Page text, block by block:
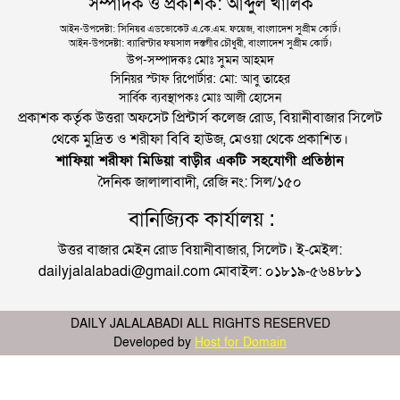
আইন-উপদেষ্টা: সিনিয়র এডভোকেট এ.কে.এম. ফয়েজ, বাংলাদেশ সুপ্রীম কোর্ট।
আইন-উপদেষ্টা: ব্যারিস্টার ফয়সাল দস্তগীর চৌধুরী, বাংলাদেশ সুপ্রীম কোর্ট।
উপ-সম্পাদকঃ মোঃ সুমন আহমদ
সিনিয়র স্টাফ রিপোর্টার: মো: আবু তাহের
সার্বিক ব্যবস্থাপকঃ মোঃ আলী হোসেন
প্রকাশক কর্তৃক উত্তরা অফসেট প্রিন্টার্স কলেজ রোড, বিয়ানীবাজার সিলেট
থেকে মুদ্রিত ও শরীফা বিবি হাউজ, মেওয়া থেকে প্রকাশিত।
শাফিয়া শরীফা মিডিয়া বাড়ীর একটি সহযোগী প্রতিষ্ঠান
দৈনিক জালালাবাদী, রেজি নং: সিল/১৫০
বানিজ্যিক কার্যালয় :
উত্তর বাজার মেইন রোড বিয়ানীবাজার, সিলেট। ই-মেইল:
dailyjalalabadi@gmail.com মোবাইল: ০১৮১৯-৫৬৪৮৮১
DAILY JALALABADI ALL RIGHTS RESERVED
Developed by Host for Domain